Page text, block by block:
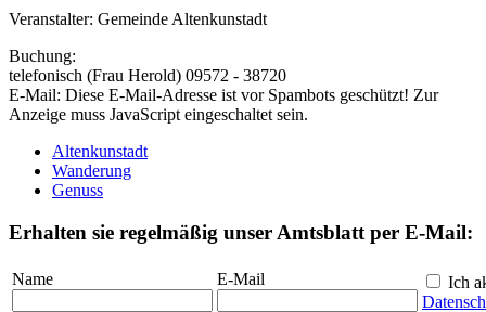
Veranstalter: Gemeinde Altenkunstadt
Buchung:
telefonisch (Frau Herold) 09572 - 38720
E-Mail: Diese E-Mail-Adresse ist vor Spambots geschützt! Zur
Anzeige muss JavaScript eingeschaltet sein.
Altenkunstadt
Wanderung
Genuss
Erhalten sie regelmäßig unser Amtsblatt per E-Mail:
Name E-Mail
Ich